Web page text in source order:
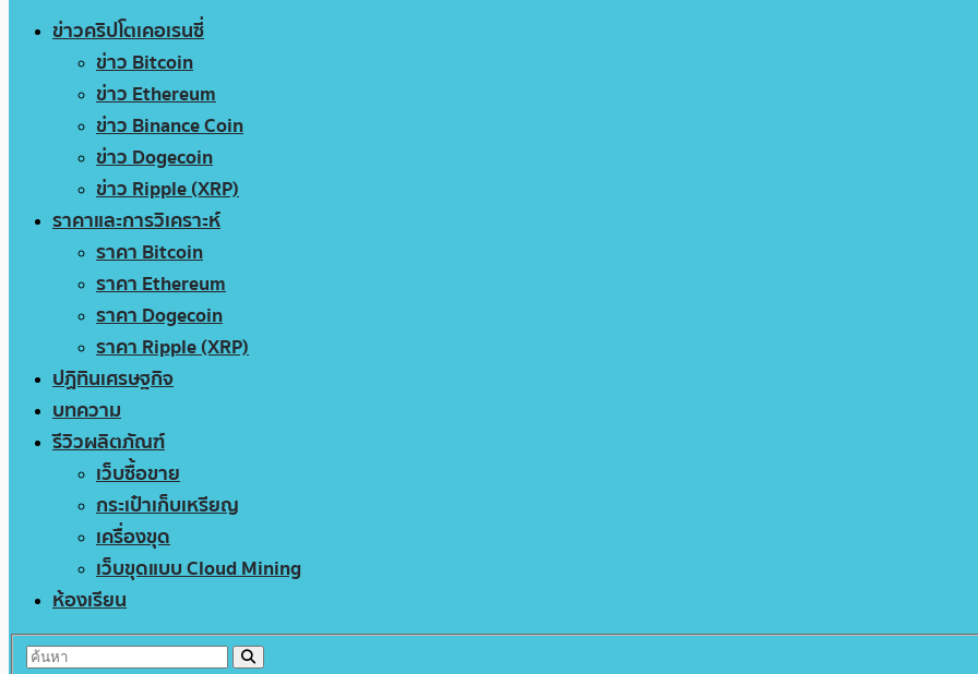
ข่าวคริปโตเคอเรนซี่
ข่าว Bitcoin
ข่าว Ethereum
ข่าว Binance Coin
ข่าว Dogecoin
ข่าว Ripple (XRP)
ราคาและการวิเคราะห์
ราคา Bitcoin
ราคา Ethereum
ราคา Dogecoin
ราคา Ripple (XRP)
ปฏิทินเศรษฐกิจ
บทความ
รีวิวผลิตภัณฑ์
เว็บซื้อขาย
กระเป๋าเก็บเหรียญ
เครื่องขุด
เว็บขุดแบบ Cloud Mining
ห้องเรียน